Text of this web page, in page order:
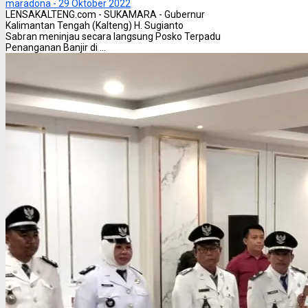
maradona - 29 Oktober 2022
LENSAKALTENG.com - SUKAMARA - Gubernur
Kalimantan Tengah (Kalteng) H. Sugianto
Sabran meninjau secara langsung Posko Terpadu
Penanganan Banjir di ...